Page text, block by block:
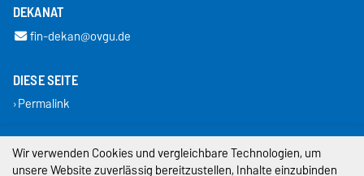
DEKANAT
fin-dekan@ovgu.de
DIESE SEITE
Permalink
Impressum
Wir verwenden Cookies und vergleichbare Technologien, um
unsere Website zuverlässig bereitzustellen, Inhalte einzubinden